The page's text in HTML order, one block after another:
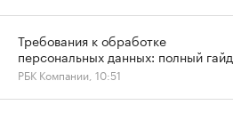
Требования к обработке
персональных данных: полный гайд
РБК Компании, 10:51